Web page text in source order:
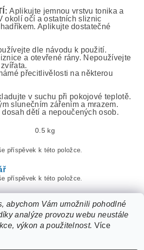
Aplikujte jemnou vrstvu tonika a
okolí očí a ostatních sliznic
Aplikujte dostatečné
dle návodu k použití.
a otevřené rány. Nepoužívejte
přecitlivělosti na některou
v suchu při pokojové teplotě.
slunečním zářením a mrazem.
dětí a nepoučených osob.
0.5 kg
příspěvek k této položce.
příspěvek k této položce.
abychom Vám umožnili pohodlné
analýze provozu webu neustále
výkon a použitelnost. Více